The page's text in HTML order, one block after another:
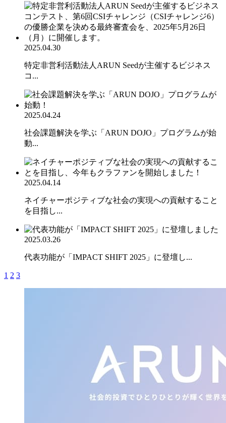
2025.04.30
特定非営利活動法人ARUN Seedが主催するビジネス
コ...
2025.04.24
社会課題解決を学ぶ「ARUN DOJO」プログラムが始
動...
2025.04.14
ネイチャーポジティブな社会の実現への貢献すること
を目指し...
2025.03.26
代表功能が「IMPACT SHIFT 2025」に登壇し...
1 2 3